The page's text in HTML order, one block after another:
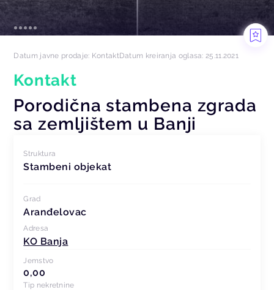
Datum javne prodaje: KontaktDatum kreiranja oglasa: 25.11.2021
Kontakt
Porodična stambena zgrada
sa zemljištem u Banji
Struktura
Stambeni objekat
Grad
Aranđelovac
Adresa
KO Banja
Jemstvo
0,00
Tip nekretnine